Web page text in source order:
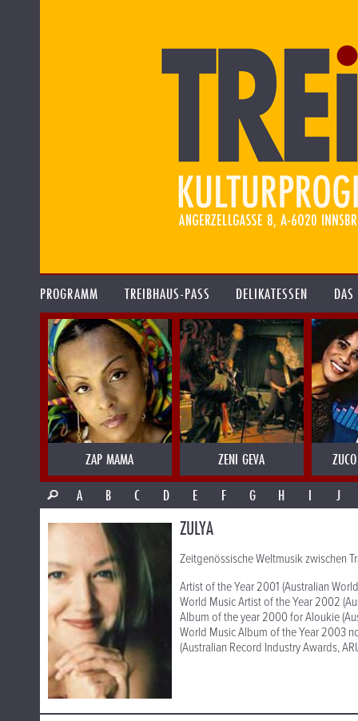
PROGRAMM TREIBHAUS-PASS DELIKATESSEN
ZAP MAMA ZENI GEVA
A
B C D E F G H I J
ZULYA
Zeitgenössische Weltmusik zwischen
Artist of the Year 2001 (Australian
World Music Artist of the Year 2002
Album of the year 2000 for Aloukie
World Music Album of the Year 2003
(Australian Record Industry Awards,